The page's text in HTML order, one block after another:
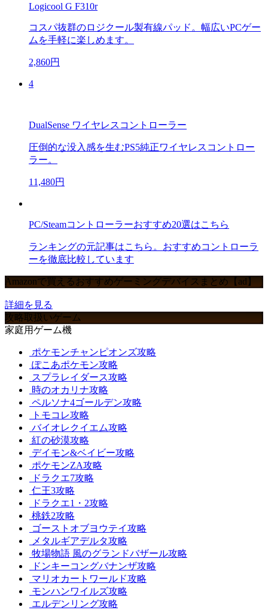
Logicool G F310r
コスパ抜群のロジクール製有線パッド。幅広いPCゲー
ムを手軽に楽しめます。
2,860円
4
DualSense ワイヤレスコントローラー
圧倒的な没入感を生むPS5純正ワイヤレスコントロー
ラー。
11,480円
PC/Steamコントローラーおすすめ20選はこちら
ランキングの元記事はこちら。おすすめコントローラ
ーを徹底比較しています
Amazonで買えるおすすめゲーミングデバイスまとめ【ad】
詳細を見る
攻略取扱いゲーム
家庭用ゲーム機
ポケモンチャンピオンズ攻略
ぽこあポケモン攻略
スプラレイダース攻略
時のオカリナ攻略
ペルソナ4ゴールデン攻略
トモコレ攻略
バイオレクイエム攻略
紅の砂漠攻略
デイモン&ベイビー攻略
ポケモンZA攻略
ドラクエ7攻略
仁王3攻略
ドラクエ1・2攻略
桃鉄2攻略
ゴーストオブヨウテイ攻略
メタルギアデルタ攻略
牧場物語 風のグランドバザール攻略
ドンキーコングバナンザ攻略
マリオカートワールド攻略
モンハンワイルズ攻略
エルデンリング攻略